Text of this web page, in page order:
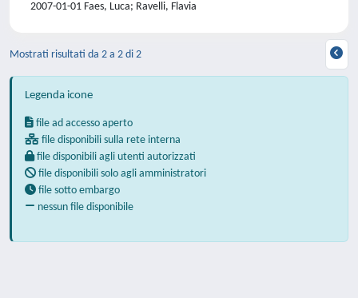
2007-01-01 Faes, Luca; Ravelli, Flavia
Mostrati risultati da 2 a 2 di 2
Legenda icone
file ad accesso aperto
file disponibili sulla rete interna
file disponibili agli utenti autorizzati
file disponibili solo agli amministratori
file sotto embargo
nessun file disponibile